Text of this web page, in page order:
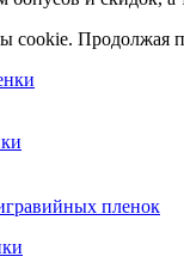
cookie. Продолжая
пленок